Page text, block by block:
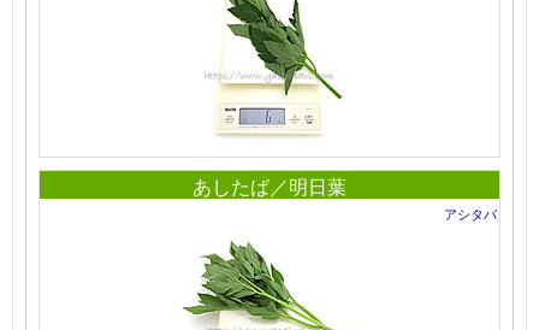
あしたば／明日葉
アシタバ